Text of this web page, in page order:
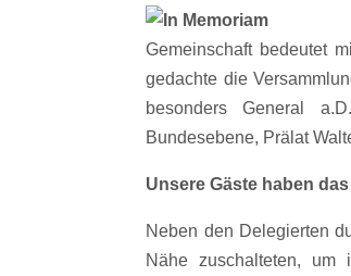
Gemeinschaft bedeutet
gedachte die
besonders General
Bundesebene, Prälat
Unsere Gäste haben
Neben den Delegierten
Nähe zuschalteten, um